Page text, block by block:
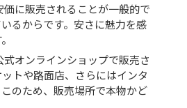
に販売されることが一般的で
るからです。安さに魅力を感
オンラインショップで販売さ
トや路面店、さらにはインタ
のため、販売場所で本物かど